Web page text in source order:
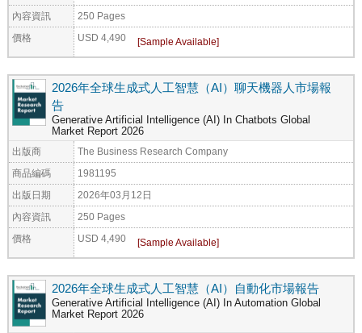
內容資訊 250 Pages
價格 USD 4,490
2026年全球生成式人工智慧（AI）聊天機器人市場報
告
Generative Artificial Intelligence (AI) In Chatbots Global
Market Report 2026
出版商 The Business Research Company
商品編碼 1981195
出版日期 2026年03月12日
內容資訊 250 Pages
價格 USD 4,490
2026年全球生成式人工智慧（AI）自動化市場報告
Generative Artificial Intelligence (AI) In Automation Global
Market Report 2026